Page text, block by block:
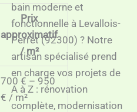
Prix
approximatif
/ m²
700 € – 950
€ / m²
bain moderne et
fonctionnelle à Levallois-
Perret (92300) ? Notre
artisan spécialisé prend
en charge vos projets de
A à Z : rénovation
complète, modernisation